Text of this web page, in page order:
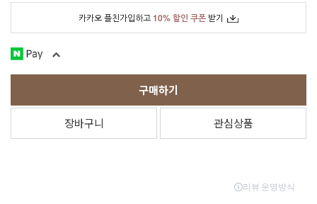
카카오 플친가입하고10% 할인 쿠폰 받기
구매하기
장바구니 관심상품